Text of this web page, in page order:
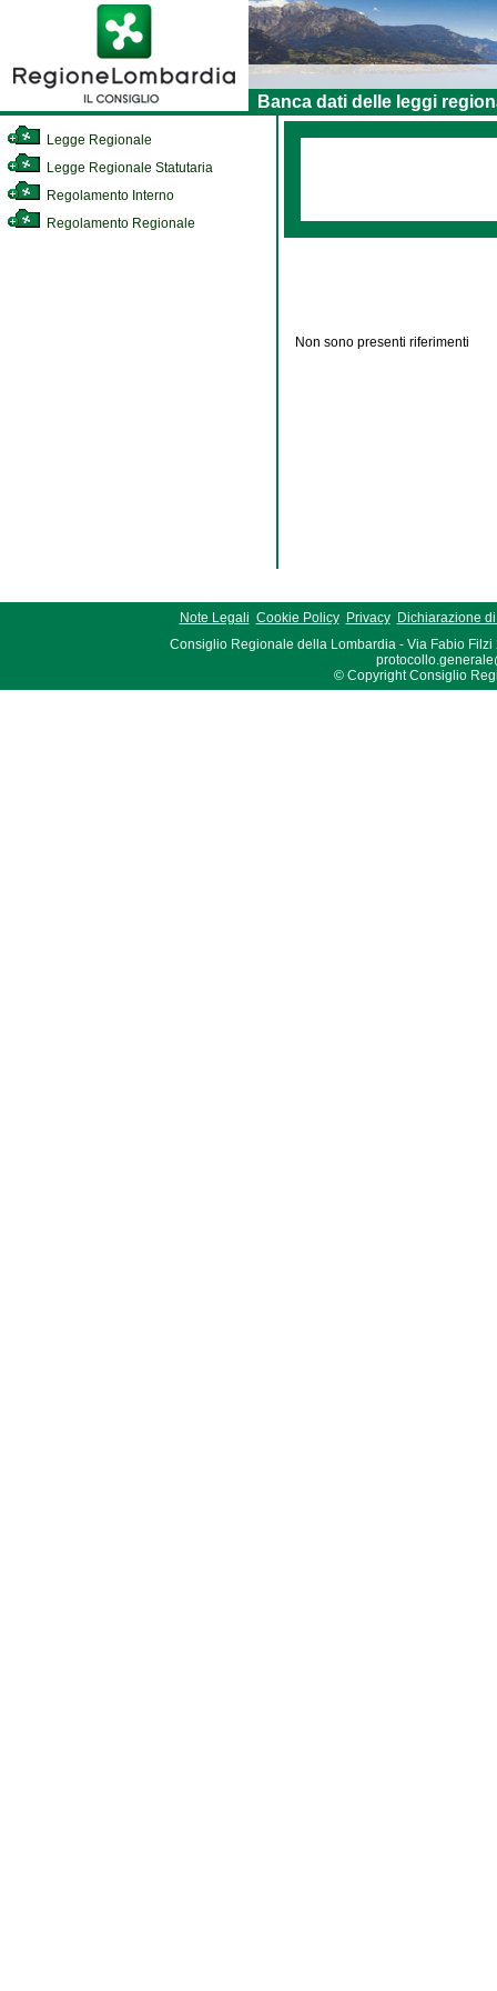
Banca dati delle leggi
Legge Regionale
Legge Regionale Statutaria
Regolamento Interno
Regolamento Regionale
Non sono presenti riferimenti
Note Legali Cookie Policy Privacy
Dichiarazione
Consiglio Regionale della Lombardia - Via Fabio Filzi
© Copyright Consiglio